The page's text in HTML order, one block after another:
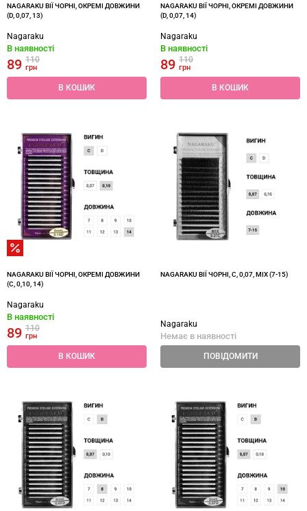
NAGARAKU ВІЇ ЧОРНІ, ОКРЕМІ ДОВЖИНИ
(D, 0,07, 13)
Nagaraku
В наявності
89 110
грн
В КОШИК
NAGARAKU ВІЇ ЧОРНІ, ОКРЕМІ ДОВЖИНИ
(D, 0,07, 14)
Nagaraku
В наявності
89 110
грн
В КОШИК
NAGARAKU ВІЇ ЧОРНІ, ОКРЕМІ ДОВЖИНИ
(C, 0,10, 14)
Nagaraku
В наявності
89 110
грн
В КОШИК
NAGARAKU ВІЇ ЧОРНІ, C, 0,07, MIX (7-15)
Nagaraku
Немає в наявності
ПОВІДОМИТИ